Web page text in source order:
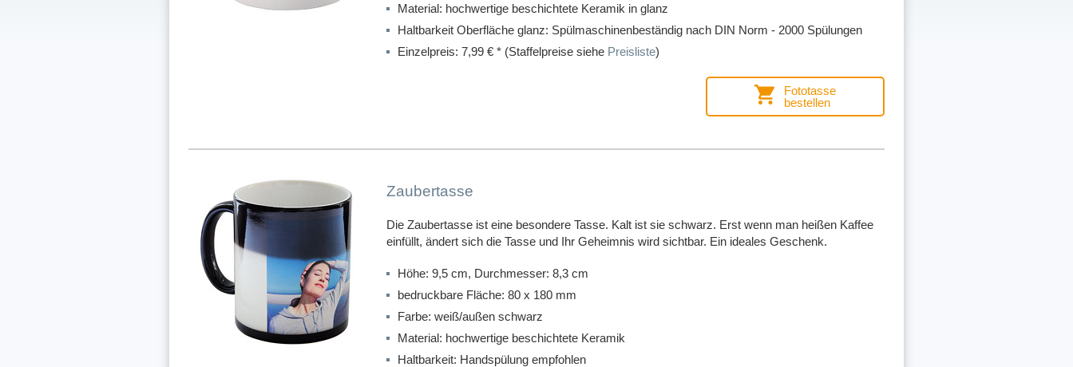
Material: hochwertige beschichtete Keramik in glanz
Haltbarkeit Oberfläche glanz: Spülmaschinenbeständig nach DIN Norm - 2000 Spülungen
Einzelpreis: 7,99 € * (Staffelpreise siehe Preisliste)
Fototasse
bestellen
Zaubertasse
Die Zaubertasse ist eine besondere Tasse. Kalt ist sie schwarz. Erst wenn man heißen Kaffee
einfüllt, ändert sich die Tasse und Ihr Geheimnis wird sichtbar. Ein ideales Geschenk.
Höhe: 9,5 cm, Durchmesser: 8,3 cm
bedruckbare Fläche: 80 x 180 mm
Farbe: weiß/außen schwarz
Material: hochwertige beschichtete Keramik
Haltbarkeit: Handspülung empfohlen